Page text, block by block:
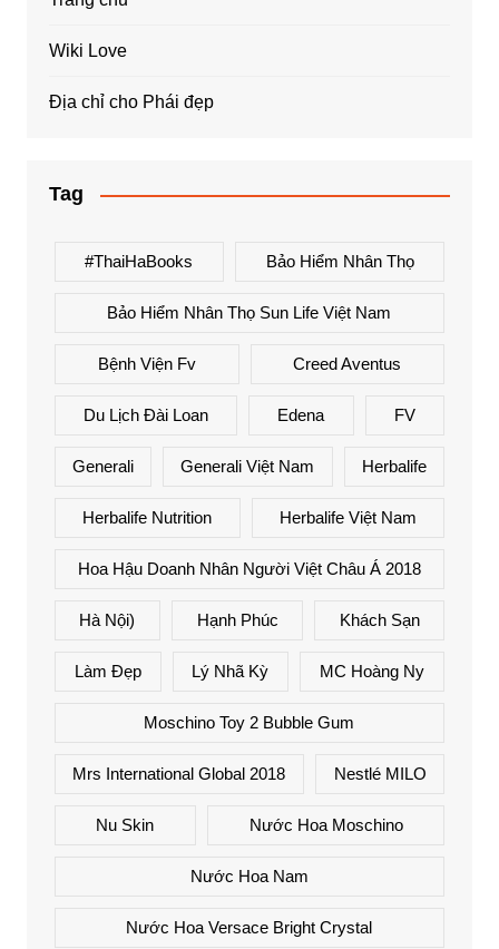
Wiki Love
Địa chỉ cho Phái đẹp
Tag
#ThaiHaBooks Bảo Hiểm Nhân Thọ
Bảo Hiểm Nhân Thọ Sun Life Việt Nam
Bệnh Viện Fv Creed Aventus
Du Lịch Đài Loan Edena FV
Generali Generali Việt Nam Herbalife
Herbalife Nutrition Herbalife Việt Nam
Hoa Hậu Doanh Nhân Người Việt Châu Á 2018
Hà Nội) Hạnh Phúc Khách Sạn
Làm Đẹp Lý Nhã Kỳ MC Hoàng Ny
Moschino Toy 2 Bubble Gum
Mrs International Global 2018 Nestlé MILO
Nu Skin Nước Hoa Moschino
Nước Hoa Nam
Nước Hoa Versace Bright Crystal